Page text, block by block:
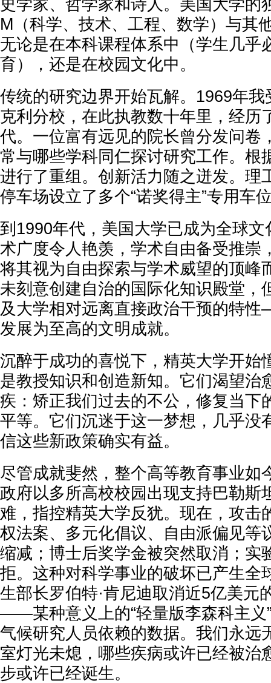
史学家、哲学家和诗人。美国大学的
M（科学、技术、工程、数学）与其
无论是在本科课程体系中（学生几乎
育），还是在校园文化中。
传统的研究边界开始瓦解。1969年
克利分校，在此执教数十年里，经历
代。一位富有远见的院长曾分发问卷
常与哪些学科同仁探讨研究工作。根
进行了重组。创新活力随之迸发。理
停车场设立了多个“诺奖得主”专用车
到1990年代，美国大学已成为全球
术广度令人艳羡，学术自由备受推崇
将其视为自由探索与学术威望的顶峰
未刻意创建自治的国际化知识殿堂
及大学相对远离直接政治干预的特
发展为至高的文明成就。
沉醉于成功的喜悦下，精英大学开始
是教授知识和创造新知。它们渴望治
疾：矫正我们过去的不公，修复当下
平等。它们沉迷于这一梦想，几乎没
信这些新政策确实有益。
尽管成就斐然，整个高等教育事业如
政府以多所高校校园出现支持巴勒斯
难，指控精英大学反犹。现在，攻击
权法案、多元化倡议、自由派偏见等
缩减；博士后奖学金被突然取消；实
拒。这种对科学事业的破坏已产生全
生部长罗伯特·肯尼迪取消近5亿美元
——某种意义上的“轻量版李森科主
气候研究人员依赖的数据。我们永远
室灯光未熄，哪些疾病或许已经被治
步或许已经诞生。